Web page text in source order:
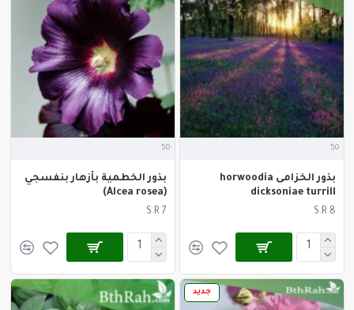
50
بذور الخزامى horwoodia
dicksoniae turrill
S.R 8
50
بذور الخطمية بأزهار بنفسجي
(Alcea rosea)
S.R 7
جديد